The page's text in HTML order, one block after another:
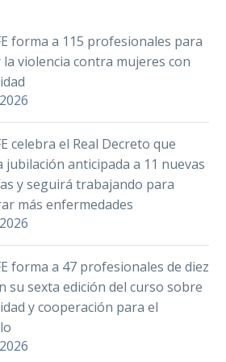
prevención y de…
forma a 115 profesionales para
violencia contra mujeres con
celebra el Real Decreto que
jubilación anticipada a 11 nuevas
y seguirá trabajando para
más enfermedades
forma a 47 profesionales de diez
su sexta edición del curso sobre
y cooperación para el